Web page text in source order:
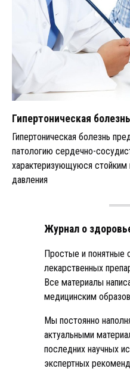
Гипертоническая болезнь
Гипертоническая болезнь
патологию сердечно-
характеризующуюся стойким
давления
Журнал о
Простые и понятные
лекарственных
Все материалы
медицинским
Мы постоянно
актуальными
последних научных
экспертных